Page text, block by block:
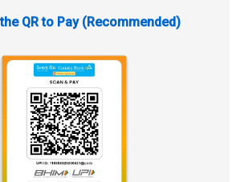
QR to Pay (Recommended)